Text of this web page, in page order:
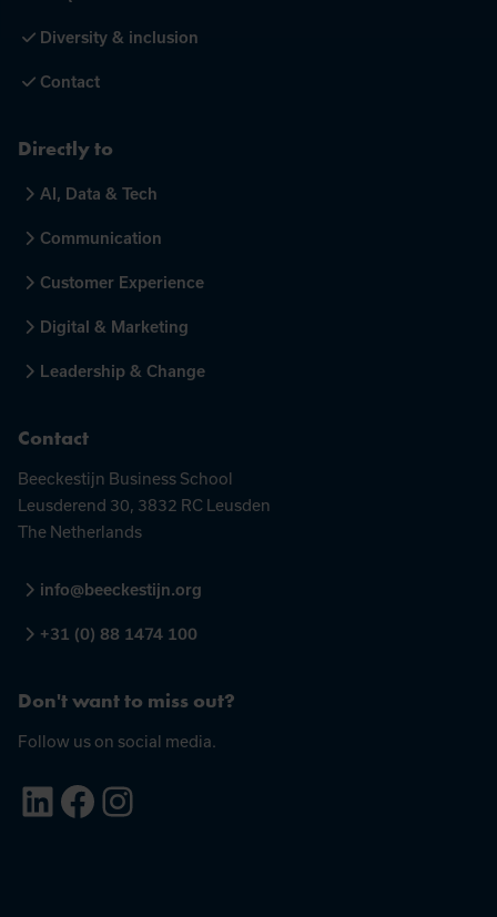
Diversity & inclusion
Contact
Directly to
AI, Data & Tech
Communication
Customer Experience
Digital & Marketing
Leadership & Change
Contact
Beeckestijn Business School
Leusderend 30, 3832 RC Leusden
The Netherlands
info@beeckestijn.org
+31 (0) 88 1474 100
Don't want to miss out?
Follow us on social media.
LinkedIn Facebook Instagram